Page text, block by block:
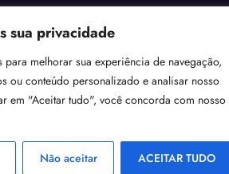
sua privacidade
para melhorar sua experiência de navegação,
ou conteúdo personalizado e analisar nosso
em "Aceitar tudo", você concorda com nosso
Não aceitar ACEITAR TUDO